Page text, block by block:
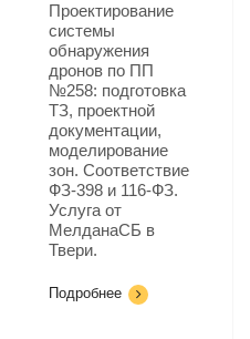
Проектирование
системы
обнаружения
дронов по ПП
№258: подготовка
ТЗ, проектной
документации,
моделирование
зон. Соответствие
ФЗ-398 и 116-ФЗ.
Услуга от
МелданаСБ в
Твери.
Подробнее